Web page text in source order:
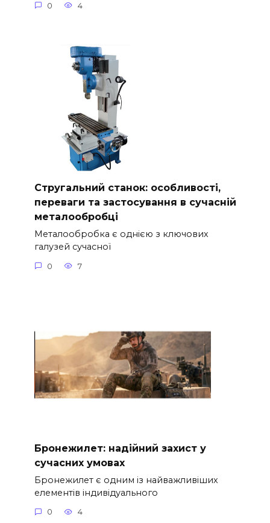
0 4
Стругальний станок: особливості,
переваги та застосування в сучасній
металообробці
Металообробка є однією з ключових
галузей сучасної
0 7
Бронежилет: надійний захист у
сучасних умовах
Бронежилет є одним із найважливіших
елементів індивідуального
0 4